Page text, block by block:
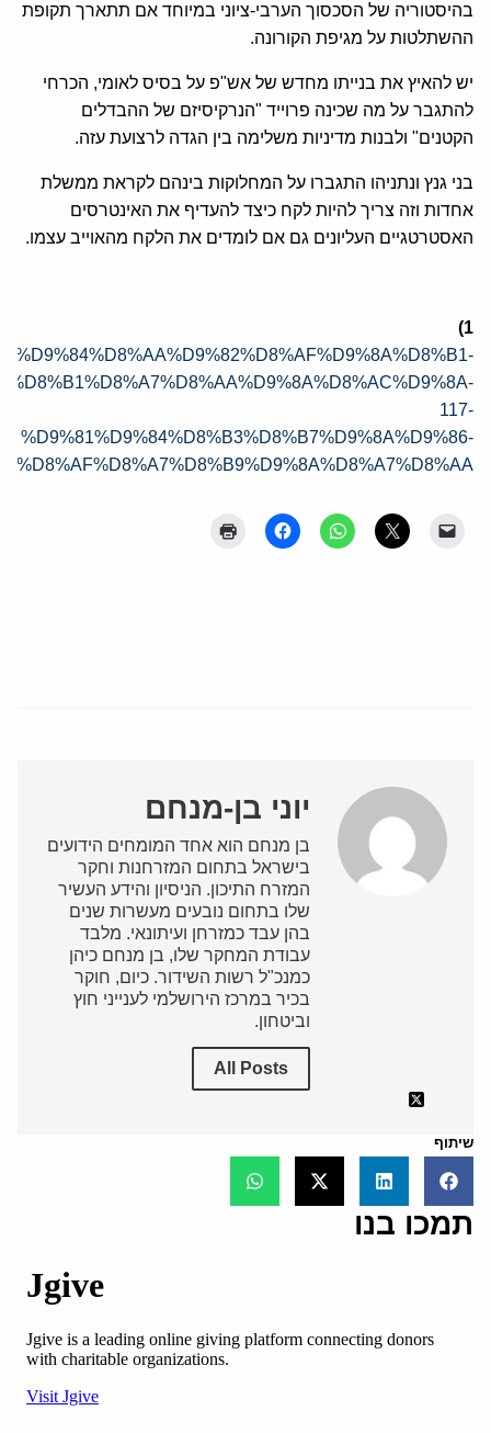
בהיסטוריה של הסכסוך הערבי-ציוני במיוחד אם תתארך תקופת
ההשתלטות על מגיפת הקורונה.
יש להאיץ את בנייתו מחדש של אש"פ על בסיס לאומי, הכרחי
להתגבר על מה שכינה פרוייד "הנרקיסיזם של ההבדלים
הקטנים" ולבנות מדיניות משלימה בין הגדה לרצועת עזה.
בני גנץ ונתניהו התגברו על המחלוקות בינהם לקראת ממשלת
אחדות וזה צריך להיות לקח כיצד להעדיף את האינטרסים
האסטרטגיים העליונים גם אם לומדים את הלקח מהאוייב עצמו.
1)
117-
%D9%81%D9%84%D8%B3%D8%B7%D9%8A%D9%86-
יוני בן-מנחם
בן מנחם הוא אחד המומחים הידועים
בישראל בתחום המזרחנות וחקר
המזרח התיכון. הניסיון והידע העשיר
שלו בתחום נובעים מעשרות שנים
בהן עבד כמזרחן ועיתונאי. מלבד
עבודת המחקר שלו, בן מנחם כיהן
כמנכ"ל רשות השידור. כיום, חוקר
בכיר במרכז הירושלמי לענייני חוץ
וביטחון.
All Posts
שיתוף
תמכו בנו